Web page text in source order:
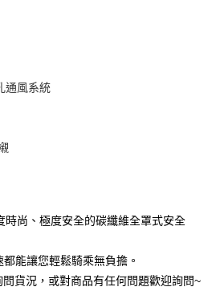
上請選宅配)
以上)免運費
上請選宅配)
以上)免運費
含以上)免運費
通風系統
時尚、極度安全的碳纖維全罩式安全
能讓您輕鬆騎乘無負擔。
貨況，或對商品有任何問題歡迎詢問~